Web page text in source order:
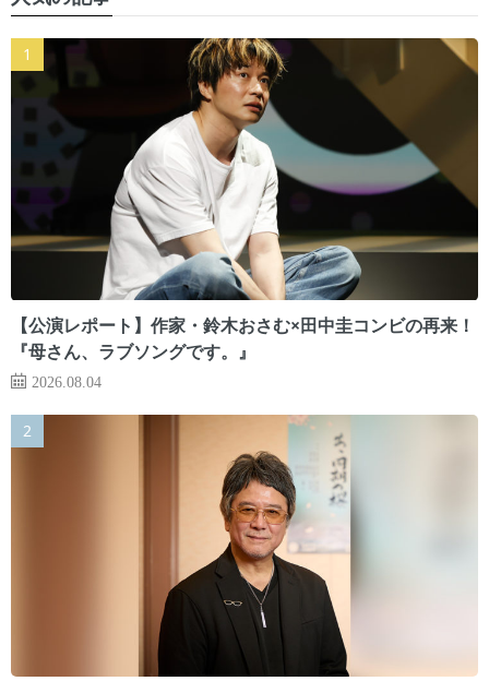
【公演レポート】作家・鈴木おさむ×田中圭コンビの再来！
『母さん、ラブソングです。』
2026.08.04